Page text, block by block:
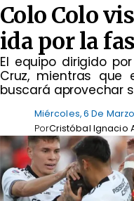
Colo Colo
ida por la
​El equipo dirigido
Cruz, mientras que
buscará aprovechar
Miércoles, 6 De
Cristóbal Ignacio
Por